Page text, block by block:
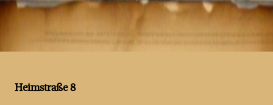
Heimstraße 8